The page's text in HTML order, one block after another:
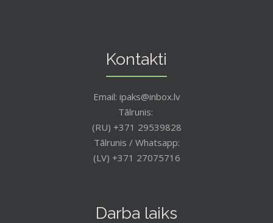
Kontakti
Email: ipaks@inbox.lv
Tālrunis:
(RU) +371 29539828
Tālrunis / Whatsapp:
(LV) +371 27075716
Darba laiks